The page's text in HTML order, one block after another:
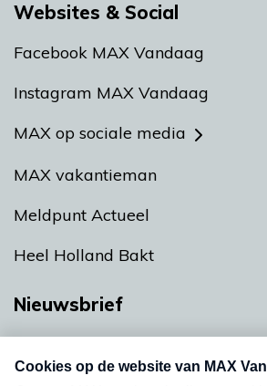
Websites & Social
Facebook MAX Vandaag
Instagram MAX Vandaag
MAX op sociale media
MAX vakantieman
Meldpunt Actueel
Heel Holland Bakt
Nieuwsbrief
Neem hier een gratis
nieuwsbrief. Elke vrijdag- en